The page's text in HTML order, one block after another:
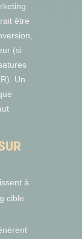
être
(si
Un
à
cible